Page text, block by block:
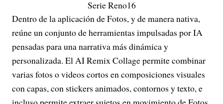
Serie Reno16
Dentro de la aplicación de Fotos, y de manera nativa,
reúne un conjunto de herramientas impulsadas por IA
pensadas para una narrativa más dinámica y
personalizada. El AI Remix Collage permite combinar
varias fotos o videos cortos en composiciones visuales
con capas, con stickers animados, contornos y texto, e